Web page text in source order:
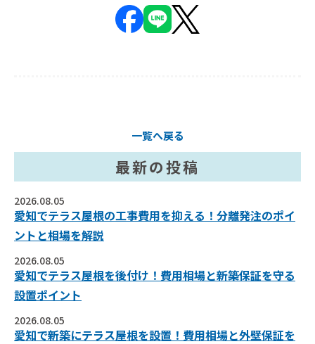
一覧へ戻る
最新の投稿
2026.08.05
愛知でテラス屋根の工事費用を抑える！分離発注のポイ
ントと相場を解説
2026.08.05
愛知でテラス屋根を後付け！費用相場と新築保証を守る
設置ポイント
2026.08.05
愛知で新築にテラス屋根を設置！費用相場と外壁保証を